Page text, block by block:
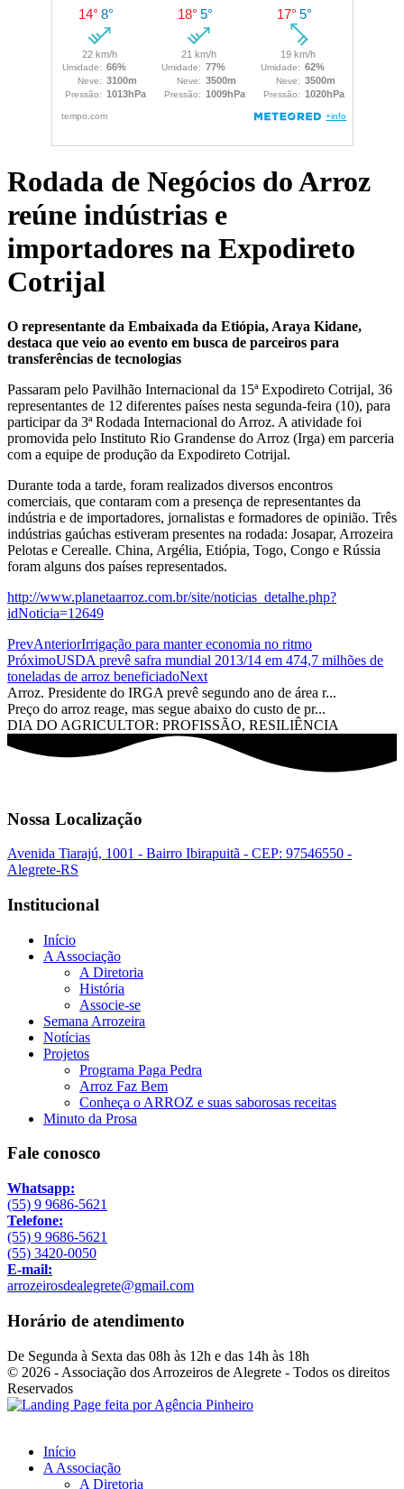
Rodada de Negócios do Arroz
reúne indústrias e
importadores na Expodireto
Cotrijal
O representante da Embaixada da Etiópia, Araya Kidane,
destaca que veio ao evento em busca de parceiros para
transferências de tecnologias
Passaram pelo Pavilhão Internacional da 15ª Expodireto Cotrijal, 36
representantes de 12 diferentes países nesta segunda-feira (10), para
participar da 3ª Rodada Internacional do Arroz. A atividade foi
promovida pelo Instituto Rio Grandense do Arroz (Irga) em parceria
com a equipe de produção da Expodireto Cotrijal.
Durante toda a tarde, foram realizados diversos encontros
comerciais, que contaram com a presença de representantes da
indústria e de importadores, jornalistas e formadores de opinião. Três
indústrias gaúchas estiveram presentes na rodada: Josapar, Arrozeira
Pelotas e Cerealle. China, Argélia, Etiópia, Togo, Congo e Rússia
foram alguns dos países representados.
http://www.planetaarroz.com.br/site/noticias_detalhe.php?
idNoticia=12649
PrevAnteriorIrrigação para manter economia no ritmo
PróximoUSDA prevê safra mundial 2013/14 em 474,7 milhões de
toneladas de arroz beneficiadoNext
Arroz. Presidente do IRGA prevê segundo ano de área r...
Preço do arroz reage, mas segue abaixo do custo de pr...
DIA DO AGRICULTOR: PROFISSÃO, RESILIÊNCIA
Nossa Localização
Avenida Tiarajú, 1001 - Bairro Ibirapuitã - CEP: 97546550 -
Alegrete-RS
Institucional
Início
A Associação
A Diretoria
História
Associe-se
Semana Arrozeira
Notícias
Projetos
Programa Paga Pedra
Arroz Faz Bem
Conheça o ARROZ e suas saborosas receitas
Minuto da Prosa
Fale conosco
Whatsapp:
(55) 9 9686-5621
Telefone:
(55) 9 9686-5621
(55) 3420-0050
E-mail:
arrozeirosdealegrete@gmail.com
Horário de atendimento
De Segunda à Sexta das 08h às 12h e das 14h às 18h
© 2026 - Associação dos Arrozeiros de Alegrete - Todos os direitos
Reservados
Início
A Associação
A Diretoria